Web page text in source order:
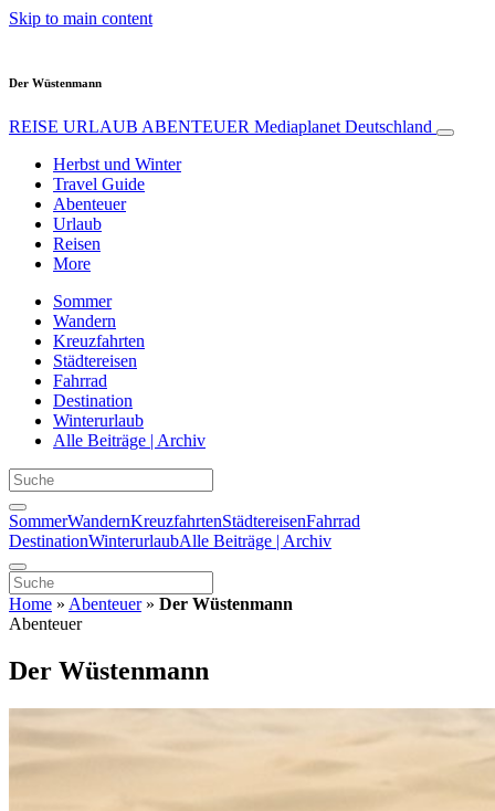
Skip to main content
Der Wüstenmann
REISE URLAUB ABENTEUER Mediaplanet Deutschland
Herbst und Winter
Travel Guide
Abenteuer
Urlaub
Reisen
More
Sommer
Wandern
Kreuzfahrten
Städtereisen
Fahrrad
Destination
Winterurlaub
Alle Beiträge | Archiv
SommerWandernKreuzfahrtenStädtereisenFahrrad
DestinationWinterurlaubAlle Beiträge | Archiv
Home » Abenteuer» Der Wüstenmann
Abenteuer
Der Wüstenmann